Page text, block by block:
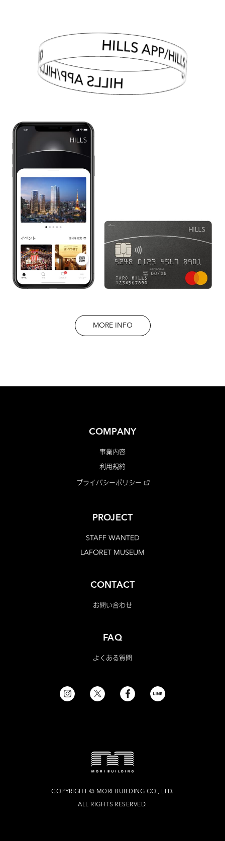
HILLS APP/HILLS CARD
MORE INFO
COMPANY
事業内容
利用規約
プライバシーポリシー
PROJECT
STAFF WANTED
LAFORET MUSEUM
CONTACT
お問い合わせ
FAQ
よくある質問
COPYRIGHT © MORI BUILDING CO., LTD.
ALL RIGHTS RESERVED.